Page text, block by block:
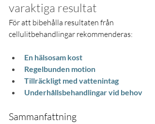
varaktiga resultat
För att bibehålla resultaten från
cellulitbehandlingar rekommenderas:
En hälsosam kost
Regelbunden motion
Tillräckligt med vattenintag
Underhållsbehandlingar vid behov
Sammanfattning